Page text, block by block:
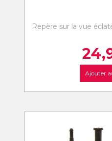
Repère sur la vue
Ajouter